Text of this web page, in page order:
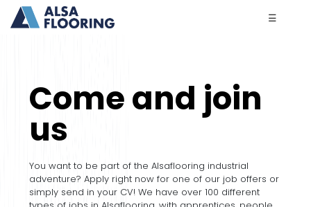
☰
Come and join
us
You want to be part of the Alsaflooring industrial
adventure? Apply right now for one of our job offers or
simply send in your CV! We have over 100 different